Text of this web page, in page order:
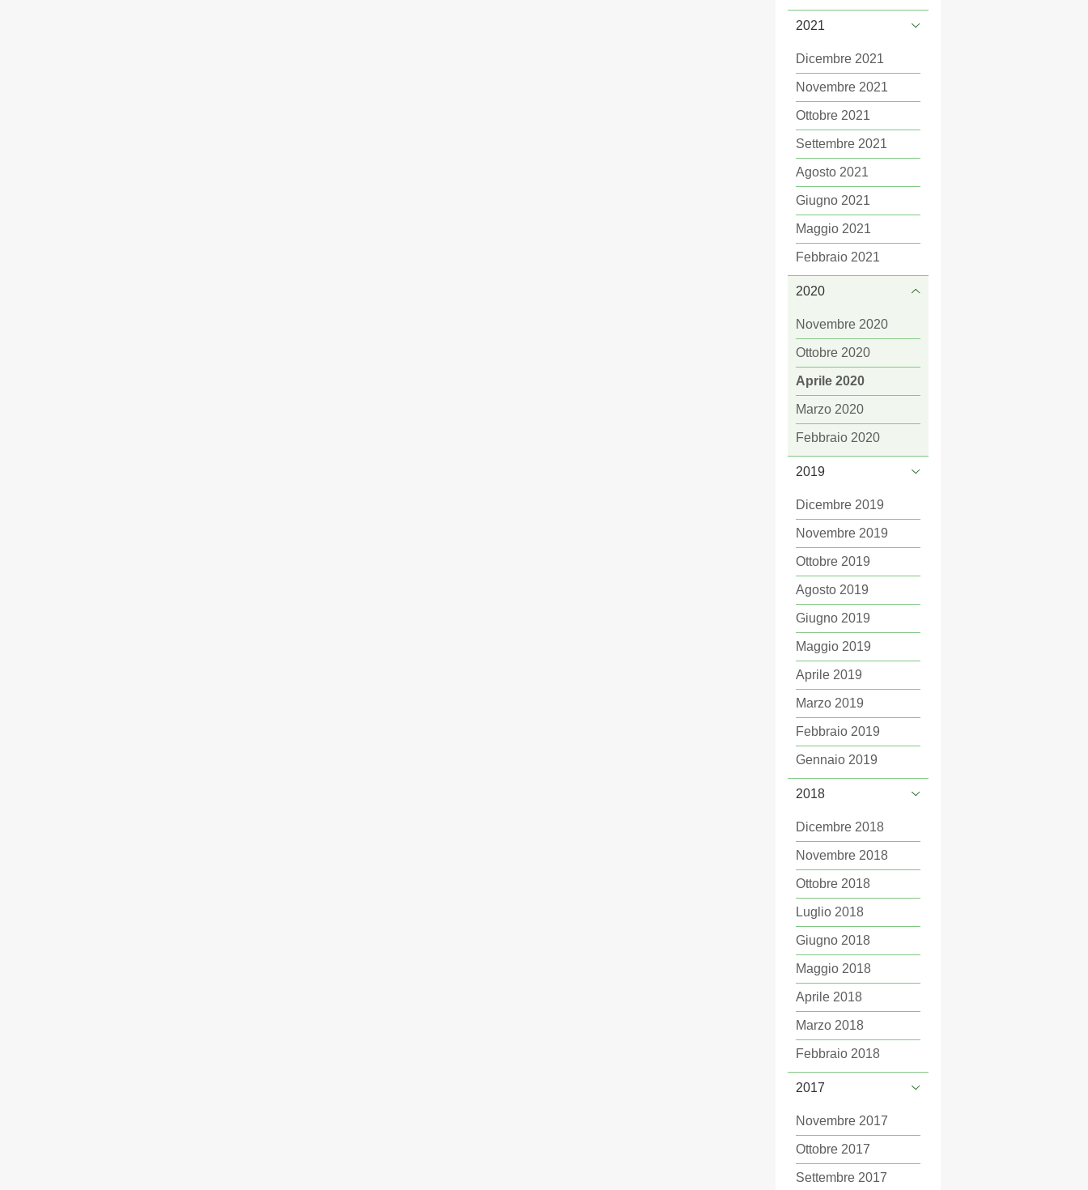
2021
Dicembre 2021
Novembre 2021
Ottobre 2021
Settembre 2021
Agosto 2021
Giugno 2021
Maggio 2021
Febbraio 2021
2020
Novembre 2020
Ottobre 2020
Aprile 2020
Marzo 2020
Febbraio 2020
2019
Dicembre 2019
Novembre 2019
Ottobre 2019
Agosto 2019
Giugno 2019
Maggio 2019
Aprile 2019
Marzo 2019
Febbraio 2019
Gennaio 2019
2018
Dicembre 2018
Novembre 2018
Ottobre 2018
Luglio 2018
Giugno 2018
Maggio 2018
Aprile 2018
Marzo 2018
Febbraio 2018
2017
Novembre 2017
Ottobre 2017
Settembre 2017